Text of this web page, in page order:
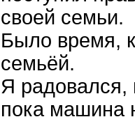
своей семьи.
Было время,
семьёй.
Я радовался,
пока машина